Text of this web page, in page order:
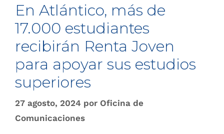
En Atlántico, más de
17.000 estudiantes
recibirán Renta Joven
para apoyar sus estudios
superiores
27 agosto, 2024 por Oficina de
Comunicaciones